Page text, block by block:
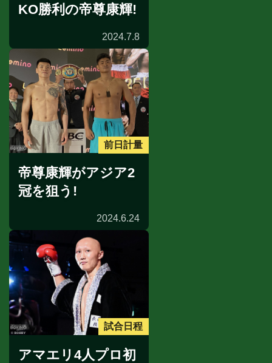
KO勝利の帝尊康輝!
2024.7.8
前日計量
帝尊康輝がアジア2
冠を狙う!
2024.6.24
試合日程
アマエリ4人プロ初